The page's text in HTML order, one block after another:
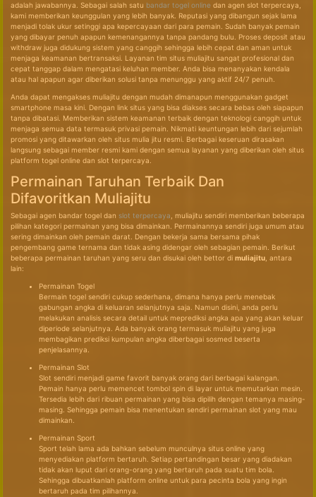
adalah jawabannya. Sebagai salah satu bandar togel online dan agen slot terpercaya,
kami memberikan keunggulan yang lebih banyak. Reputasi yang dibangun sejak lama
menjadi tolak ukur setinggi apa kepercayaan dari para pemain. Sudah banyak pemain
yang dibayar penuh apapun kemenangannya tanpa pandang bulu. Proses deposit atau
withdraw juga didukung sistem yang canggih sehingga lebih cepat dan aman untuk
menjaga keamanan bertransaksi. Layanan tim situs muliajitu sangat profesional dan
cepat tanggap dalam mengatasi keluhan member. Anda bisa menanyakan kendala
atau hal apapun agar diberikan solusi tanpa menunggu yang aktif 24/7 penuh.
Anda dapat mengakses muliajitu dengan mudah dimanapun menggunakan gadget
smartphone masa kini. Dengan link situs yang bisa diakses secara bebas oleh siapapun
tanpa dibatasi. Memberikan sistem keamanan terbaik dengan teknologi canggih untuk
menjaga semua data termasuk privasi pemain. Nikmati keuntungan lebih dari sejumlah
promosi yang ditawarkan oleh situs mulia jitu resmi. Berbagai keseruan dirasakan
langsung sebagai member resmi kami dengan semua layanan yang diberikan oleh situs
platform togel online dan slot terpercaya.
Permainan Taruhan Terbaik Dan
Difavoritkan Muliajitu
Sebagai agen bandar togel dan slot terpercaya , muliajitu sendiri memberikan beberapa
pilihan kategori permainan yang bisa dimainkan. Permainannya sendiri juga umum atau
sering dimainkan oleh pemain darat. Dengan bekerja sama bersama pihak
pengembang game ternama dan tidak asing didengar oleh sebagian pemain. Berikut
beberapa permainan taruhan yang seru dan disukai oleh bettor di muliajitu , antara
lain:
Permainan Togel
Bermain togel sendiri cukup sederhana, dimana hanya perlu menebak
gabungan angka di keluaran selanjutnya saja. Namun disini, anda perlu
melakukan analisis secara detail untuk meprediksi angka apa yang akan keluar
diperiode selanjutnya. Ada banyak orang termasuk muliajitu yang juga
membagikan prediksi kumpulan angka diberbagai sosmed beserta
penjelasannya.
Permainan Slot
Slot sendiri menjadi game favorit banyak orang dari berbagai kalangan.
Pemain hanya perlu memencet tombol spin di layar untuk memutarkan mesin.
Tersedia lebih dari ribuan permainan yang bisa dipilih dengan temanya masing-
masing. Sehingga pemain bisa menentukan sendiri permainan slot yang mau
dimainkan.
Permainan Sport
Sport telah lama ada bahkan sebelum munculnya situs online yang
menyediakan platform bertaruh. Setiap pertandingan besar yang diadakan
tidak akan luput dari orang-orang yang bertaruh pada suatu tim bola.
Sehingga dibuatkanlah platform online untuk para pecinta bola yang ingin
bertaruh pada tim pilihannya.